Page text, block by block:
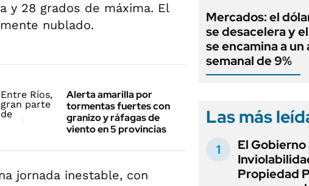
y 28 grados de máxima. El
nublado.
Alerta amarilla por
tormentas fuertes con
granizo y ráfagas de
viento en 5 provincias
jornada inestable, con
Mercados: el
se desacelera y
se encamina a
semanal de 9%
Las más
El
Propiedad